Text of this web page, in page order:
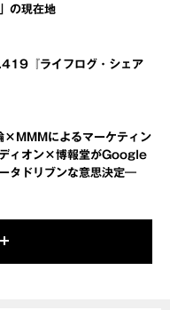
の現在地
『ライフログ・シェア
×MMMによるマーケティン
ィオン×博報堂がGoogle
タドリブンな意思決定―